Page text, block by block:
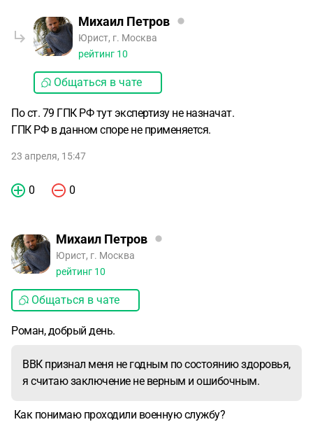
Михаил Петров
Юрист, г. Москва
рейтинг 10
Общаться в чате
По ст. 79 ГПК РФ тут экспертизу не назначат.
ГПК РФ в данном споре не применяется.
23 апреля, 15:47
0 0
Михаил Петров
Юрист, г. Москва
рейтинг 10
Общаться в чате
Роман, добрый день.
ВВК признал меня не годным по состоянию здоровья,
я считаю заключение не верным и ошибочным.
Как понимаю проходили военную службу?